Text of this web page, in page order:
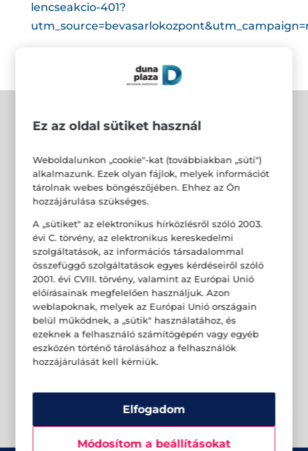
lencseakcio-401?
Ez az oldal sütiket használ
Weboldalunkon „cookie"-kat (továbbiakban „süti")
alkalmazunk. Ezek olyan fájlok, melyek információt
tárolnak webes böngészőjében. Ehhez az Ön
hozzájárulása szükséges.
A „sütiket" az elektronikus hírközlésről szóló 2003.
évi C. törvény, az elektronikus kereskedelmi
szolgáltatások, az információs társadalommal
összefüggő szolgáltatások egyes kérdéseiről szóló
2001. évi CVIII. törvény, valamint az Európai Unió
előírásainak megfelelően használjuk. Azon
weblapoknak, melyek az Európai Unió országain
belül működnek, a „sütik" használatához, és
ezeknek a felhasználó számítógépén vagy egyéb
eszközén történő tárolásához a felhasználók
hozzájárulását kell kérniük.
Elfogadom
Módosítom a beállításokat